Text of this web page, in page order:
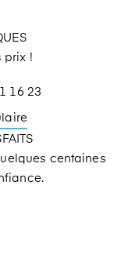
prix !
16 23
centaines